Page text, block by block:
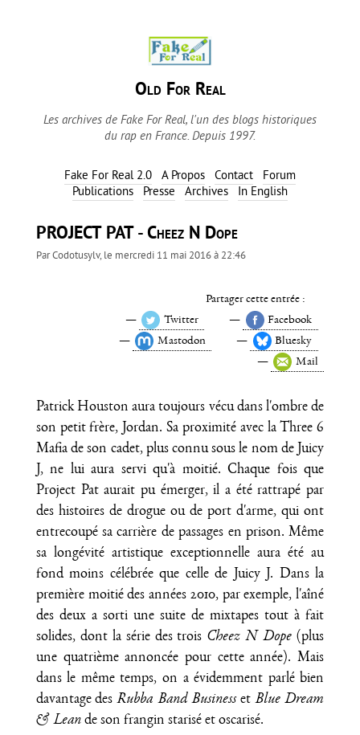
Old For Real
Les archives de Fake For Real, l'un des blogs historiques
du rap en France. Depuis 1997.
Fake For Real 2.0 A Propos Contact
Forum
Publications
Presse Archives In English
PROJECT PAT - Cheez N Dope
ParCodotusylv, le mercredi 11 mai 2016 à 22:46
Partager cette entrée :
Twitter
Facebook
Mastodon
Bluesky
Mail
Patrick Houston aura toujours vécu dans l'ombre de
son petit frère, Jordan. Sa proximité avec la Three 6
Mafia de son cadet, plus connu sous le nom de Juicy
J, ne lui aura servi qu'à moitié. Chaque fois que
Project Pat aurait pu émerger, il a été rattrapé par
des histoires de drogue ou de port d'arme, qui ont
entrecoupé sa carrière de passages en prison. Même
sa longévité artistique exceptionnelle aura été au
fond moins célébrée que celle de Juicy J. Dans la
première moitié des années 2010, par exemple, l'aîné
des deux a sorti une suite de mixtapes tout à fait
solides, dont la série des trois Cheez N Dope (plus
une quatrième annoncée pour cette année). Mais
dans le même temps, on a évidemment parlé bien
davantage desRubba Band Businesset Blue Dream
& Leande son frangin starisé et oscarisé.